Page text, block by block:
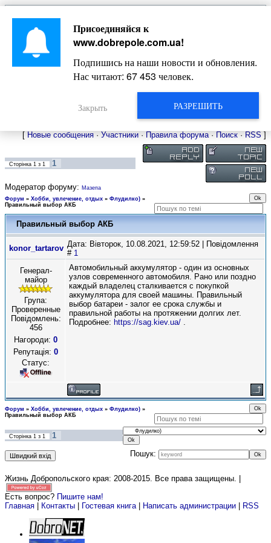
Главная
Новости
Довідкова
Фото
Оголошення
Видео
Жизнь Добропольского края
[ Новые сообщения · Участники · Правила форума· Поиск · RSS ]
Сторінка 1 з 1 1
Модератор форуму: Мазепа
Форум » Хобби, увлечение, отдых » Флудилко) »
Правильный выбор АКБ
Правильный выбор АКБ
konor_tartarov Дата: Вівторок, 10.08.2021, 12:59:52 | Повідомлення
# 1
Генерал-
майор
Група:
Проверенные
Повідомлень:
456
Нагороди: 0
Репутація: 0
Статус:
Автомобильный аккумулятор - один из основных
узлов современного автомобиля. Рано или поздно
каждый владелец сталкивается с покупкой
аккумулятора для своей машины. Правильный
выбор батареи - залог ее срока службы и
правильной работы на протяжении долгих лет.
Подробнее: https://sag.kiev.ua/ .
Форум » Хобби, увлечение, отдых » Флудилко) »
Правильный выбор АКБ
Сторінка 1 з 1
1
Пошук:
Жизнь Добропольского края: 2008-2015. Все права защищены. |
Есть вопрос? Пишите нам!
Главная
Контакты Гостевая книга| Написать администрации RSS
Присоединяйся к
www.dobrepole.com.ua!
Подпишись на наши новости и обновления.
Нас читают: 67 453 человек.
РАЗРЕШИТЬ
Закрыть